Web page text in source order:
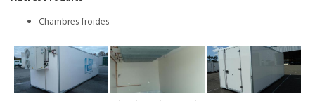
Chambres froides